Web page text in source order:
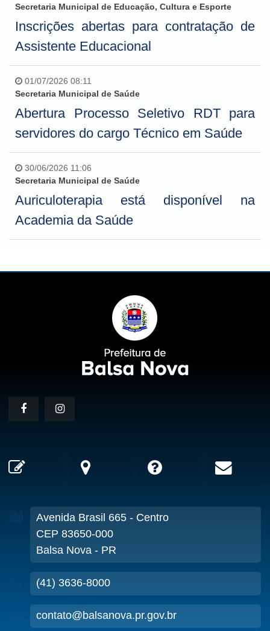
Secretaria Municipal de Educação, Cultura e Esporte
Inscrições abertas para contratação de
Assistente Educacional
01/07/2026 08:11
Secretaria Municipal de Saúde
Abertura Processo Seletivo RDT para
servidores do cargo Técnico em Saúde
30/06/2026 11:06
Secretaria Municipal de Saúde
Auriculoterapia está disponível na
Academia da Saúde
Avenida Brasil 665 - Centro
CEP 83650-000
Balsa Nova - PR
(41) 3636-8000
contato@balsanova.pr.gov.br